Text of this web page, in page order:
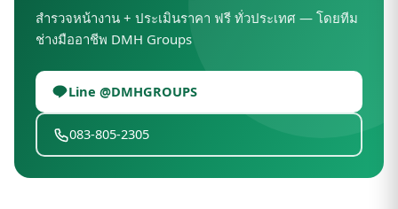
สำรวจหน้างาน + ประเมินราคา ฟรี ทั่วประเทศ — โดยทีม
ช่างมืออาชีพ DMH Groups
Line @DMHGROUPS
083-805-2305